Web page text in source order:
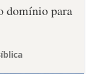
domínio para